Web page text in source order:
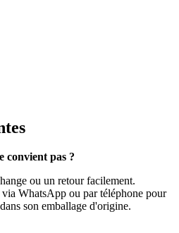
convient pas ?
ou un retour facilement.
WhatsApp ou par téléphone pour
son emballage d'origine.